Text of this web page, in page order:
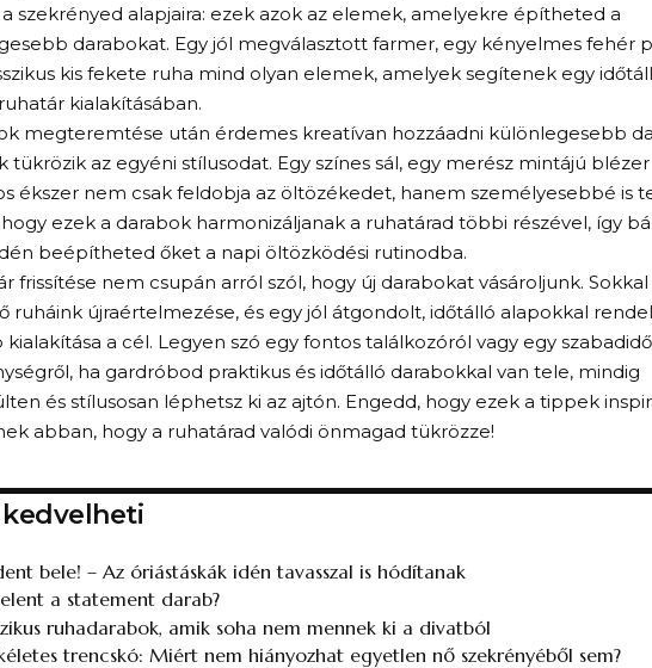
szekrényed alapjaira: ezek azok az elemek, amelyekre építheted a
darabokat. Egy jól megválasztott farmer, egy kényelmes fehér
kis fekete ruha mind olyan elemek, amelyek segítenek egy
kialakításában.
megteremtése után érdemes kreatívan hozzáadni különlegesebb
tükrözik az egyéni stílusodat. Egy színes sál, egy merész mintájú
ékszer nem csak feldobja az öltözékedet, hanem személyesebbé is
ezek a darabok harmonizáljanak a ruhatárad többi részével, így
beépítheted őket a napi öltözködési rutinodba.
frissítése nem csupán arról szól, hogy új darabokat vásároljunk.
ruháink újraértelmezése, és egy jól átgondolt, időtálló alapokkal
kialakítása a cél. Legyen szó egy fontos találkozóról vagy egy
ha gardróbod praktikus és időtálló darabokkal van tele, mindig
és stílusosan léphetsz ki az ajtón. Engedd, hogy ezek a tippek
abban, hogy a ruhatárad valódi önmagad tükrözze!
kedvelheti
bele! – Az óriástáskák idén tavasszal is hódítanak
a statement darab?
ruhadarabok, amik soha nem mennek ki a divatból
trencskó: Miért nem hiányozhat egyetlen nő szekrényéből sem?